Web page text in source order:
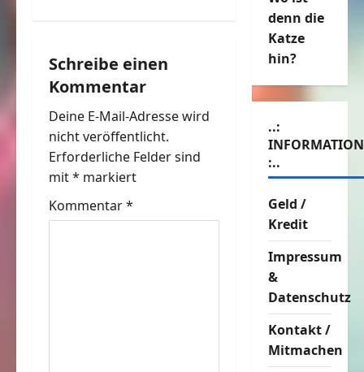
a
g
s
n
a
v
Schreibe einen
Kommentar
Deine E-Mail-Adresse wird
nicht veröffentlicht.
Erforderliche Felder sind
mit* markiert
Kommentar*
denn die
Katze
hin?
..:
:..
Geld /
Kredit
Impressum
&
Datenschutz
Kontakt /
Mitmachen